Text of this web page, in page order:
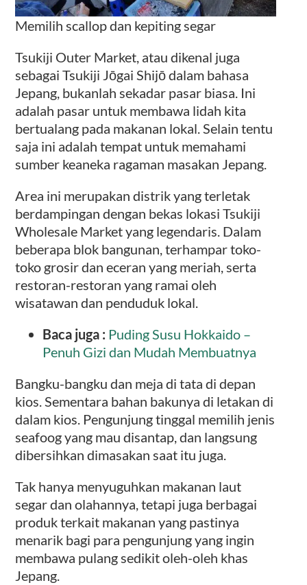
Memilih scallop dan kepiting segar
Tsukiji Outer Market, atau dikenal juga
sebagai Tsukiji Jōgai Shijō dalam bahasa
Jepang, bukanlah sekadar pasar biasa. Ini
adalah pasar untuk membawa lidah kita
bertualang pada makanan lokal. Selain tentu
saja ini adalah tempat untuk memahami
sumber keaneka ragaman masakan Jepang.
Area ini merupakan distrik yang terletak
berdampingan dengan bekas lokasi Tsukiji
Wholesale Market yang legendaris. Dalam
beberapa blok bangunan, terhampar toko-
toko grosir dan eceran yang meriah, serta
restoran-restoran yang ramai oleh
wisatawan dan penduduk lokal.
Baca juga : Puding Susu Hokkaido –
Penuh Gizi dan Mudah Membuatnya
Bangku-bangku dan meja di tata di depan
kios. Sementara bahan bakunya di letakan di
dalam kios. Pengunjung tinggal memilih jenis
seafoog yang mau disantap, dan langsung
dibersihkan dimasakan saat itu juga.
Tak hanya menyuguhkan makanan laut
segar dan olahannya, tetapi juga berbagai
produk terkait makanan yang pastinya
menarik bagi para pengunjung yang ingin
membawa pulang sedikit oleh-oleh khas
Jepang.